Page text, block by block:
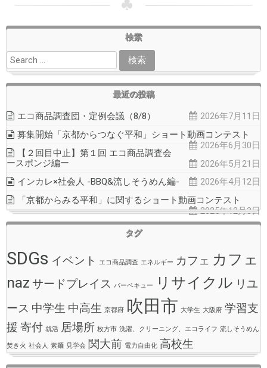
検索
最近の投稿
エコ商品調査団・定例会議（8/8）
2026年7月11日
募集開始「京都からつなぐ平和」ショート動画コンテスト
2026年6月30日
【２回目中止】第１回 エコ商品調査会
ースポンジ編ー
2026年5月21日
インカレ×社会人 -BBQ&流しそうめん編-
2026年4月12日
「京都からみる平和」に関するショート動画コンテスト
2025年12月3日
タグ
SDGs イベント エコ商品調査 エネルギー カフェ カフェ
naz サードプレイス バーベキュー リサイクル リユ
ース 中学生 中高生 京都府 吹田市 大学生 大阪府 学習支
援 寄付 就活 居場所 枚方市 洗濯、クリーニング、エコライフ 流しそうめん
焚き火 社会人 素麺 見学会 関大前 電力自由化 高校生